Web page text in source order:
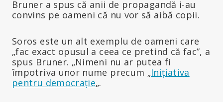
Bruner a spus că anii de propagandă i-au
convins pe oameni că nu vor să aibă copii.
Soros este un alt exemplu de oameni care
„fac exact opusul a ceea ce pretind că fac”, a
spus Bruner. „Nimeni nu ar putea fi
împotriva unor nume precum „Inițiativa
pentru democrație„.